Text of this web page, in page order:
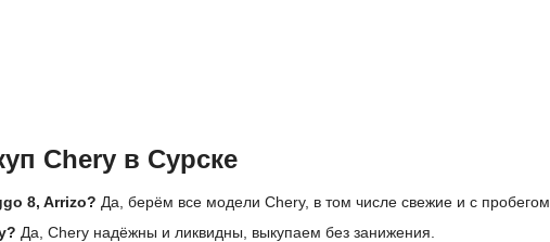
Chery в Сурске
8, Arrizo? Да, берём все модели Chery, в том числе свежие и с пробегом.
Да, Chery надёжны и ликвидны, выкупаем без занижения.